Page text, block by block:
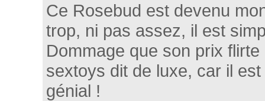
Ce Rosebud est devenu
trop, ni pas assez, il est
Dommage que son prix
sextoys dit de luxe, car il
génial !